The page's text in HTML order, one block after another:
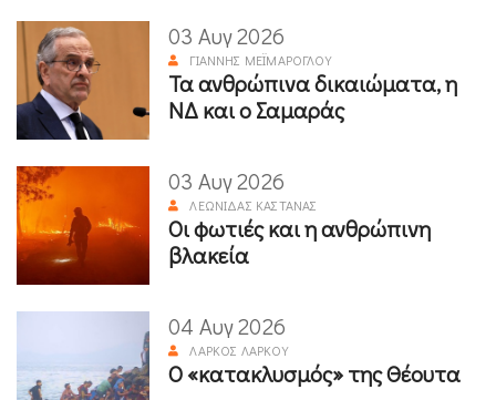
03 Αυγ 2026
ΓΙΆΝΝΗΣ ΜΕΪΜΆΡΟΓΛΟΥ
Τα ανθρώπινα δικαιώματα, η
ΝΔ και ο Σαμαράς
03 Αυγ 2026
ΛΕΩΝΊΔΑΣ ΚΑΣΤΑΝΆΣ
Οι φωτιές και η ανθρώπινη
βλακεία
04 Αυγ 2026
ΛΆΡΚΟΣ ΛΆΡΚΟΥ
Ο «κατακλυσμός» της Θέουτα